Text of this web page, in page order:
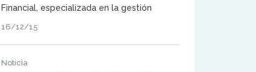
Financial, especializada en la gestión
duplicado su facturación y número de
operaciones financieras realizadas.
16/12/15
Noticia